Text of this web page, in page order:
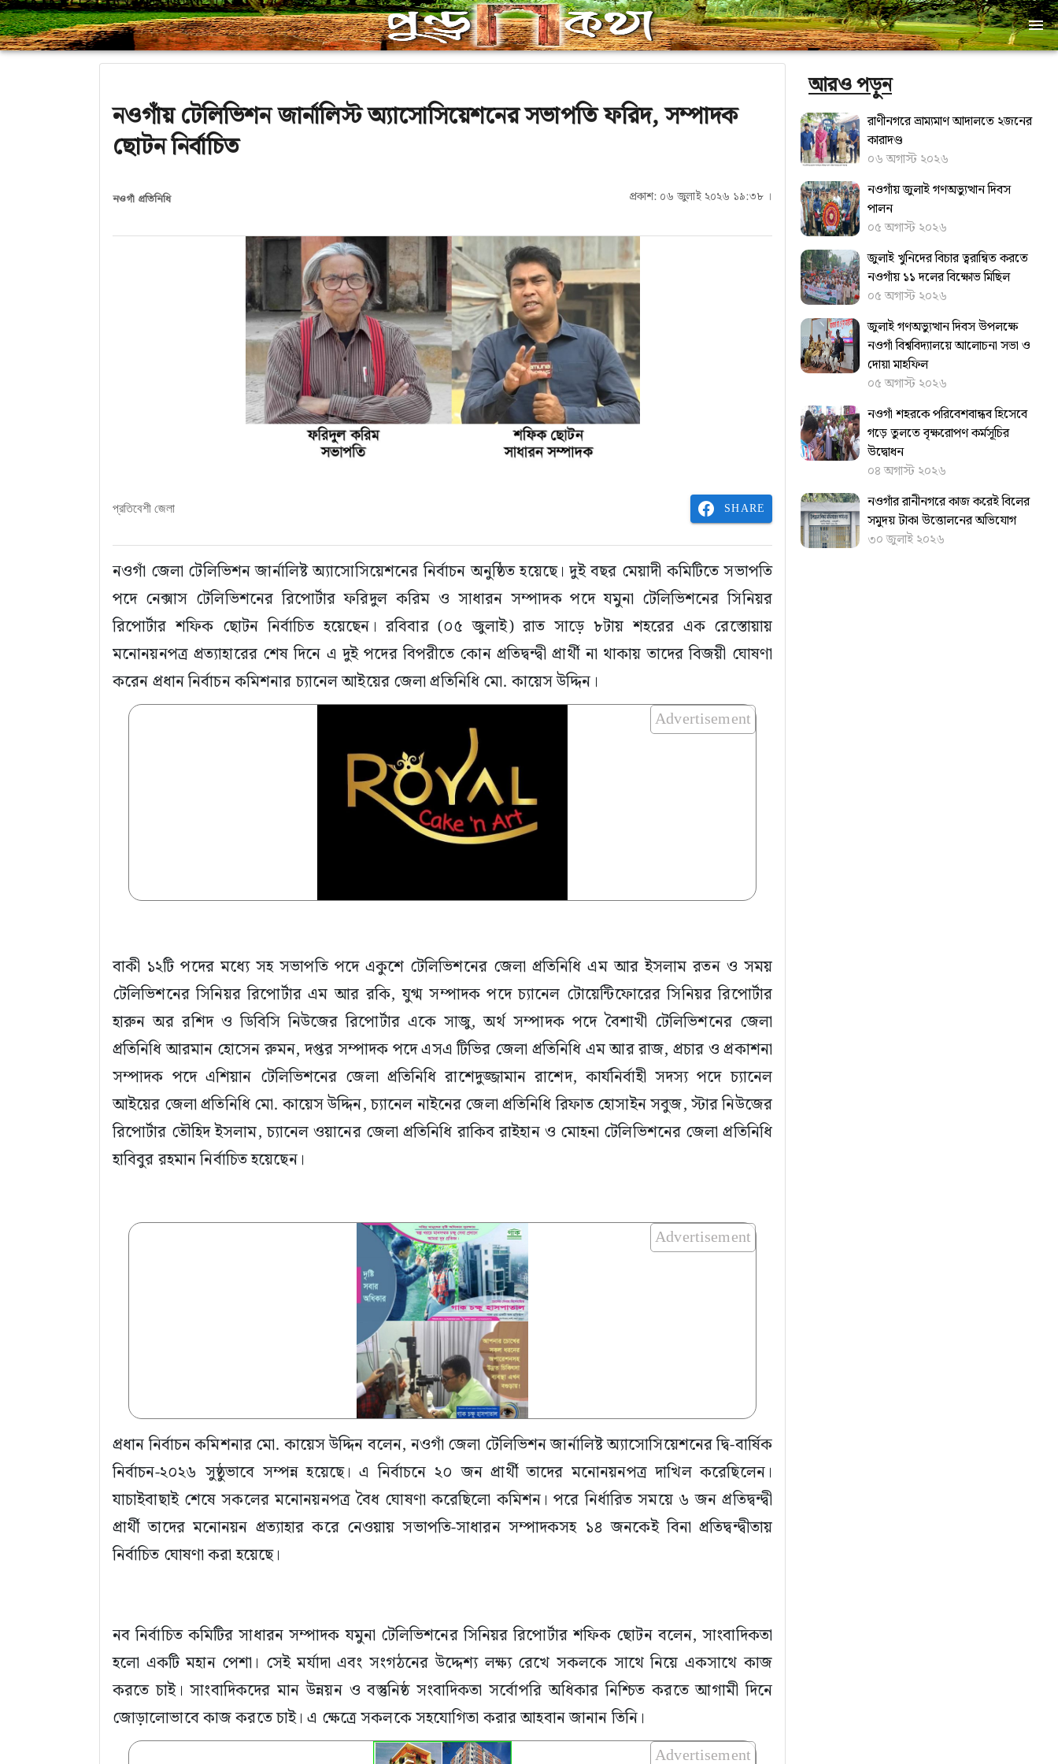
নওগাঁয় টেলিভিশন জার্নালিস্ট অ্যাসোসিয়েশনের সভাপতি ফরিদ, সম্পাদক
ছোটন নির্বাচিত
নওগাঁ প্রতিনিধি প্রকাশ: ০৬ জুলাই ২০২৬ ১৯:৩৮ ।
প্রতিবেশী জেলা SHARE
নওগাঁ জেলা টেলিভিশন জার্নালিষ্ট অ্যাসোসিয়েশনের নির্বাচন অনুষ্ঠিত হয়েছে। দুই বছর মেয়াদী কমিটিতে সভাপতি
পদে নেক্সাস টেলিভিশনের রিপোর্টার ফরিদুল করিম ও সাধারন সম্পাদক পদে যমুনা টেলিভিশনের সিনিয়র
রিপোর্টার শফিক ছোটন নির্বাচিত হয়েছেন। রবিবার (০৫ জুলাই) রাত সাড়ে ৮টায় শহরের এক রেস্তোয়ায়
মনোনয়নপত্র প্রত্যাহারের শেষ দিনে এ দুই পদের বিপরীতে কোন প্রতিদ্বন্দ্বী প্রার্থী না থাকায় তাদের বিজয়ী ঘোষণা
করেন প্রধান নির্বাচন কমিশনার চ্যানেল আইয়ের জেলা প্রতিনিধি মো. কায়েস উদ্দিন।
Advertisement
বাকী ১২টি পদের মধ্যে সহ সভাপতি পদে একুশে টেলিভিশনের জেলা প্রতিনিধি এম আর ইসলাম রতন ও সময়
টেলিভিশনের সিনিয়র রিপোর্টার এম আর রকি, যুগ্ম সম্পাদক পদে চ্যানেল টোয়েন্টিফোরের সিনিয়র রিপোর্টার
হারুন অর রশিদ ও ডিবিসি নিউজের রিপোর্টার একে সাজু, অর্থ সম্পাদক পদে বৈশাখী টেলিভিশনের জেলা
প্রতিনিধি আরমান হোসেন রুমন, দপ্তর সম্পাদক পদে এসএ টিভির জেলা প্রতিনিধি এম আর রাজ, প্রচার ও প্রকাশনা
সম্পাদক পদে এশিয়ান টেলিভিশনের জেলা প্রতিনিধি রাশেদুজ্জামান রাশেদ, কার্যনির্বাহী সদস্য পদে চ্যানেল
আইয়ের জেলা প্রতিনিধি মো. কায়েস উদ্দিন, চ্যানেল নাইনের জেলা প্রতিনিধি রিফাত হোসাইন সবুজ, স্টার নিউজের
রিপোর্টার তৌহিদ ইসলাম, চ্যানেল ওয়ানের জেলা প্রতিনিধি রাকিব রাইহান ও মোহনা টেলিভিশনের জেলা প্রতিনিধি
হাবিবুর রহমান নির্বাচিত হয়েছেন।
Advertisement
প্রধান নির্বাচন কমিশনার মো. কায়েস উদ্দিন বলেন, নওগাঁ জেলা টেলিভিশন জার্নালিষ্ট অ্যাসোসিয়েশনের দ্বি-বার্ষিক
নির্বাচন-২০২৬ সুষ্ঠুভাবে সম্পন্ন হয়েছে। এ নির্বাচনে ২০ জন প্রার্থী তাদের মনোনয়নপত্র দাখিল করেছিলেন।
যাচাইবাছাই শেষে সকলের মনোনয়নপত্র বৈধ ঘোষণা করেছিলো কমিশন। পরে নির্ধারিত সময়ে ৬ জন প্রতিদ্বন্দ্বী
প্রার্থী তাদের মনোনয়ন প্রত্যাহার করে নেওয়ায় সভাপতি-সাধারন সম্পাদকসহ ১৪ জনকেই বিনা প্রতিদ্বন্দ্বীতায়
নির্বাচিত ঘোষণা করা হয়েছে।
নব নির্বাচিত কমিটির সাধারন সম্পাদক যমুনা টেলিভিশনের সিনিয়র রিপোর্টার শফিক ছোটন বলেন, সাংবাদিকতা
হলো একটি মহান পেশা। সেই মর্যাদা এবং সংগঠনের উদ্দেশ্য লক্ষ্য রেখে সকলকে সাথে নিয়ে একসাথে কাজ
করতে চাই। সাংবাদিকদের মান উন্নয়ন ও বস্তুনিষ্ঠ সংবাদিকতা সর্বোপরি অধিকার নিশ্চিত করতে আগামী দিনে
জোড়ালোভাবে কাজ করতে চাই। এ ক্ষেত্রে সকলকে সহযোগিতা করার আহবান জানান তিনি।
Advertisement
আরও পড়ুন
রাণীনগরে ভ্রাম্যমাণ আদালতে ২জনের
কারাদণ্ড
০৬ অগাস্ট ২০২৬
নওগাঁয় জুলাই গণঅভ্যুত্থান দিবস
পালন
০৫ অগাস্ট ২০২৬
জুলাই খুনিদের বিচার ত্বরান্বিত করতে
‎নওগাঁয় ১১ দলের বিক্ষোভ মিছিল
০৫ অগাস্ট ২০২৬
জুলাই গণঅভ্যুত্থান দিবস উপলক্ষে
নওগাঁ বিশ্ববিদ্যালয়ে আলোচনা সভা ও
দোয়া মাহফিল
০৫ অগাস্ট ২০২৬
নওগাঁ শহরকে পরিবেশবান্ধব হিসেবে
গড়ে তুলতে বৃক্ষরোপণ কর্মসূচির
উদ্বোধন
০৪ অগাস্ট ২০২৬
নওগাঁর রানীনগরে কাজ করেই বিলের
সমুদয় টাকা উত্তোলনের অভিযোগ
৩০ জুলাই ২০২৬